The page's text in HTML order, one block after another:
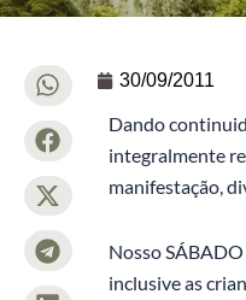
30/09/2011
Dando
integralmente
manifestação,
Nosso SÁBADO
inclusive as